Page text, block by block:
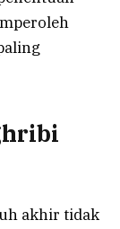
akhir tidak